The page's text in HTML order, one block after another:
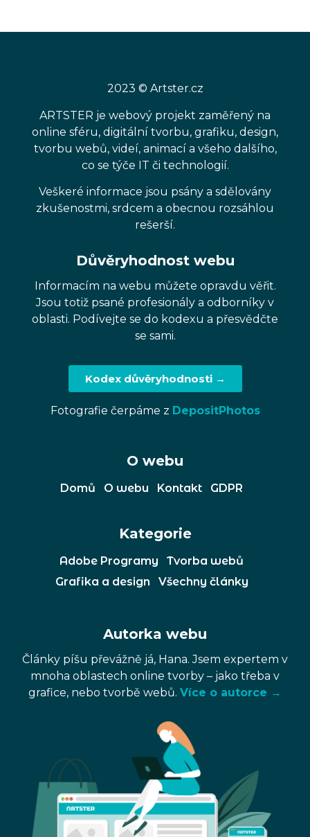
2023 © Artster.cz
ARTSTER je webový projekt zaměřený na
online sféru, digitální tvorbu, grafiku, design,
tvorbu webů, videí, animací a všeho dalšího,
co se týče IT či technologií.
Veškeré informace jsou psány a sdělovány
zkušenostmi, srdcem a obecnou rozsáhlou
rešerší.
Důvěryhodnost webu
Informacím na webu můžete opravdu věřit.
Jsou totiž psané profesionály a odborníky v
oblasti. Podívejte se do kodexu a přesvědčte
se sami.
Kodex důvěryhodnosti →
Fotografie čerpáme z DepositPhotos
O webu
Domů O webu Kontakt GDPR
Kategorie
Adobe Programy
Tvorba webů
Grafika a design
Všechny články
Autorka webu
Články píšu převážně já, Hana. Jsem expertem v
mnoha oblastech online tvorby – jako třeba v
grafice, nebo tvorbě webů. Více o autorce →